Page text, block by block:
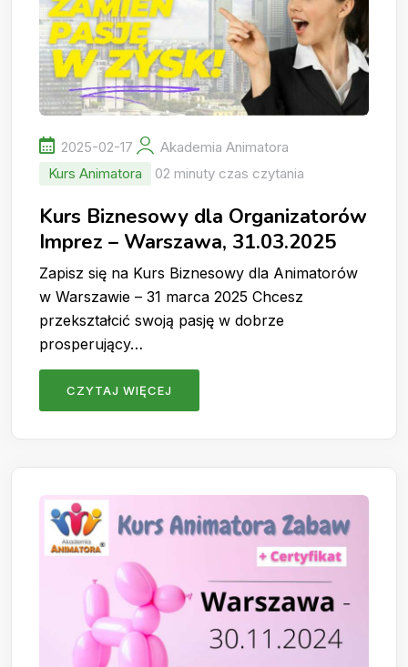
2025-02-17
Akademia Animatora
Kurs Animatora
02 minuty czas czytania
Kurs Biznesowy dla Organizatorów
Imprez – Warszawa, 31.03.2025
Zapisz się na Kurs Biznesowy dla Animatorów
w Warszawie – 31 marca 2025 Chcesz
przekształcić swoją pasję w dobrze
prosperujący…
CZYTAJ WIĘCEJ